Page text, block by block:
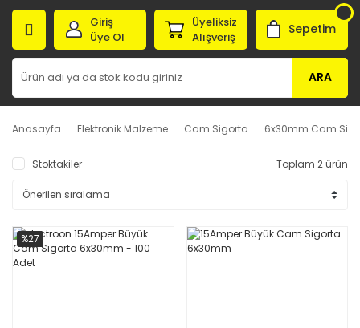
ARA
Giriş
Üye Ol
Üyeliksiz
Alışveriş
Sepetim
Anasayfa Elektronik Malzeme Cam Sigorta 6x30mm Cam
Stoktakiler Toplam 2 ürün
%27